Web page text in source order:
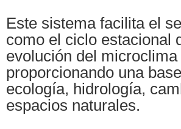
Este sistema facilita el
como el ciclo estacional
evolución del
proporcionando una
ecología, hidrología,
espacios naturales.